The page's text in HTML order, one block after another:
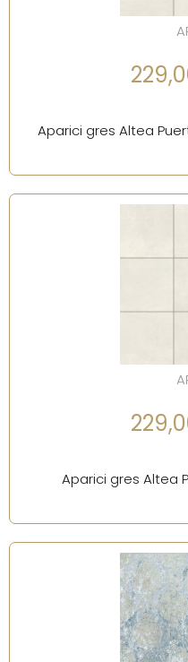
Aparici gres Altea
Aparici gres Altea